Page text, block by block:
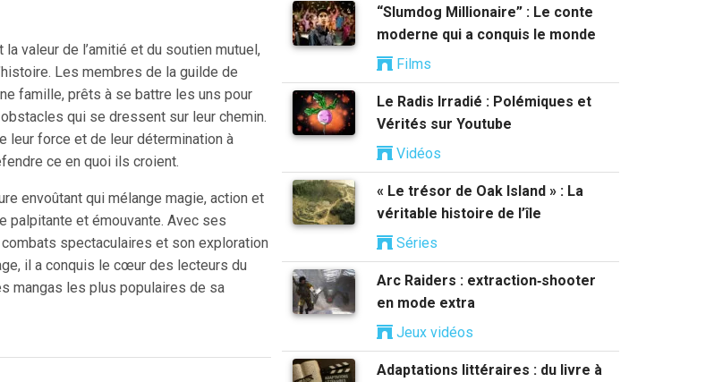
valeur de l’amitié et du soutien mutuel,
Les membres de la guilde de
famille, prêts à se battre les uns pour
qui se dressent sur leur chemin.
leur force et de leur détermination à
ce en quoi ils croient.
envoûtant qui mélange magie, action et
palpitante et émouvante. Avec ses
spectaculaires et son exploration
il a conquis le cœur des lecteurs du
mangas les plus populaires de sa
“Slumdog Millionaire” : Le conte
moderne qui a conquis le monde
Films
Le Radis Irradié : Polémiques et
Vérités sur Youtube
Vidéos
« Le trésor de Oak Island » : La
véritable histoire de l’île
Séries
Arc Raiders : extraction‑shooter
en mode extra
Jeux vidéos
Adaptations littéraires : du livre à